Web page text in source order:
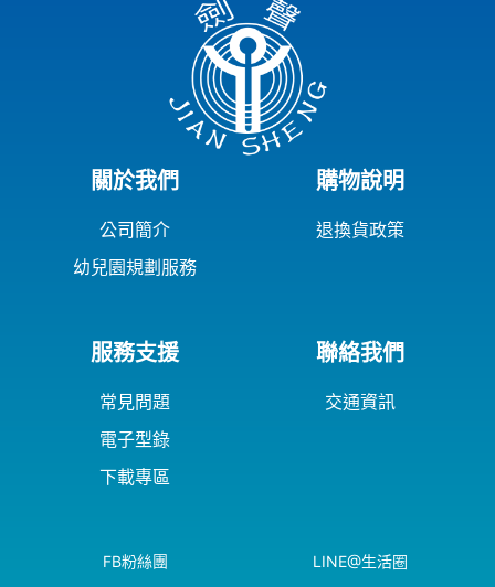
關於我們
公司簡介
幼兒園規劃服務
購物說明
退換貨政策
服務支援
常見問題
電子型錄
下載專區
聯絡我們
交通資訊
FB粉絲團 LINE@生活圈